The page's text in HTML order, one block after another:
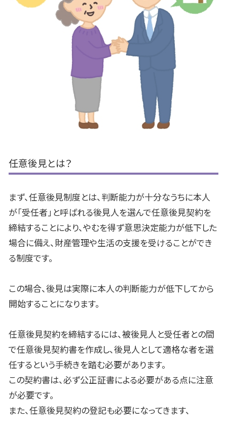
任意後見とは？
まず、任意後見制度とは、判断能力が十分なうちに本人
が「受任者」と呼ばれる後見人を選んで任意後見契約を
締結することにより、やむを得ず意思決定能力が低下した
場合に備え、財産管理や生活の支援を受けることができ
る制度です。
この場合、後見は実際に本人の判断能力が低下してから
開始することになります。
任意後見契約を締結するには、被後見人と受任者との間
で任意後見契約書を作成し、後見人として適格な者を選
任するという手続きを踏む必要があります。
この契約書は、必ず公正証書による必要がある点に注意
が必要です。
また、任意後見契約の登記も必要になってきます、